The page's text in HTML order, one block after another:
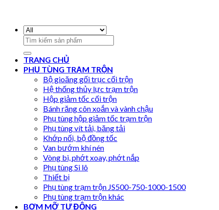
Search
for:
TRANG CHỦ
PHỤ TÙNG TRẠM TRỘN
Bộ gioăng gối trục cối trộn
Hệ thống thủy lực trạm trộn
Hộp giảm tốc cối trộn
Bánh răng côn xoắn và vành chậu
Phụ tùng hộp giảm tốc trạm trộn
Phụ tùng vít tải, băng tải
Khớp nối, bộ đồng tốc
Van bướm khí nén
Vòng bi, phớt xoay, phớt nắp
Phụ tùng Si lô
Thiết bị
Phụ tùng trạm trộn JS500-750-1000-1500
Phụ tùng trạm trộn khác
BƠM MỠ TỰ ĐỘNG